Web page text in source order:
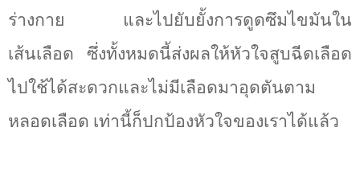
ร่างกาย และไปยับยั้งการดูดซึมไขมันใน
เส้นเลือด ซึ่งทั้งหมดนี้ส่งผลให้หัวใจสูบฉีดเลือด
ไปใช้ได้สะดวกและไม่มีเลือดมาอุดตันตาม
หลอดเลือด เท่านี้ก็ปกป้องหัวใจของเราได้แล้ว